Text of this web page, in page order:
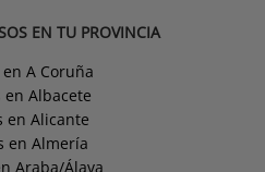
EN TU PROVINCIA
A Coruña
en Albacete
en Alicante
en Almería
Araba/Álava